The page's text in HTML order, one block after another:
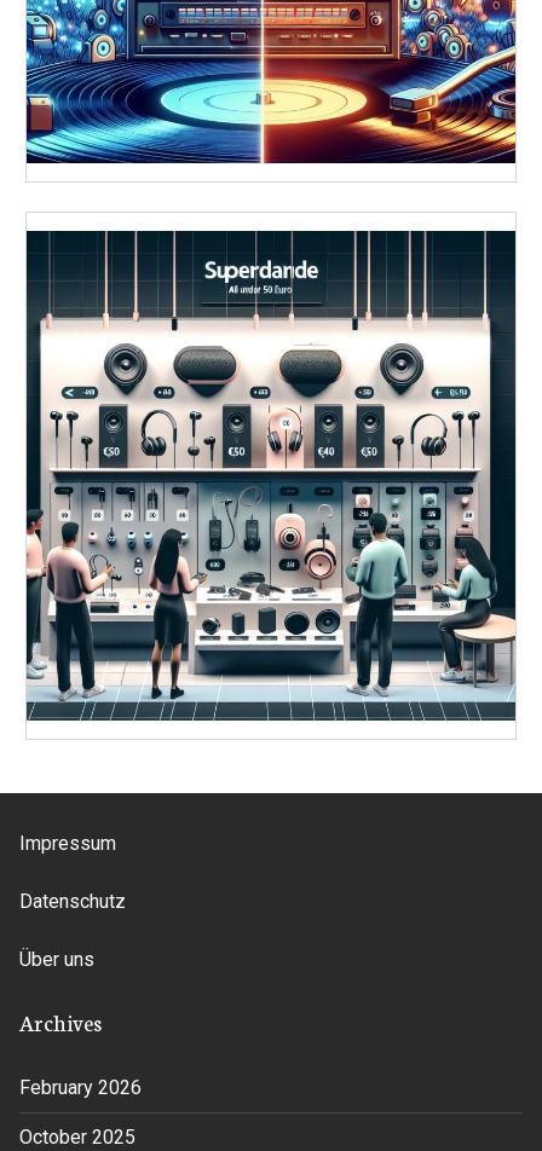
Impressum
Datenschutz
Über uns
Archives
February 2026
October 2025